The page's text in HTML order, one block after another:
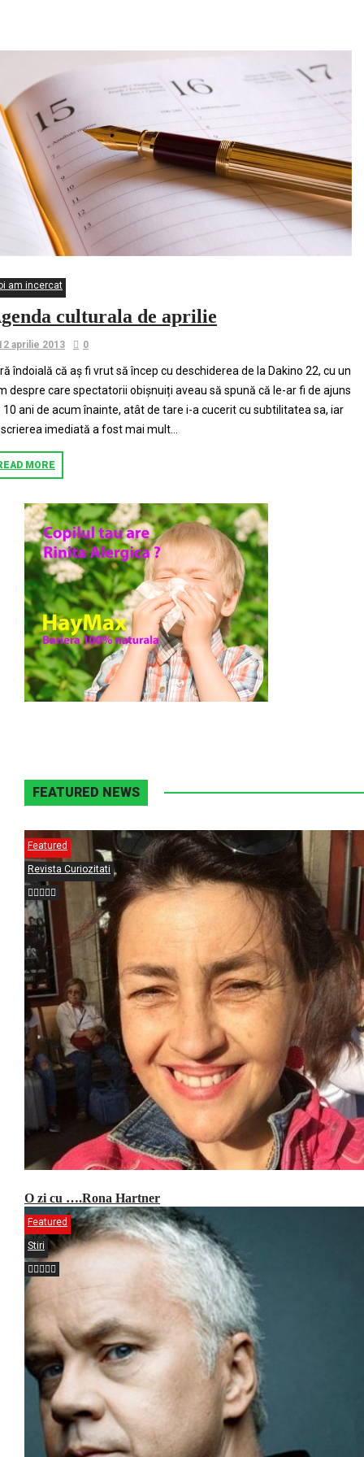
am incercat
culturala de aprilie
aprilie 2013 0
îndoială că aș fi vrut să încep cu deschiderea de la Dakino 22, cu un
despre care spectatorii obișnuiți aveau să spună că le-ar fi de ajuns
10 ani de acum înainte, atât de tare i-a cucerit cu subtilitatea sa, iar
imediată a fost mai mult...
MORE
FEATURED NEWS
Featured
Revista Curiozitati
O zi cu ….Rona Hartner
Featured
Stiri